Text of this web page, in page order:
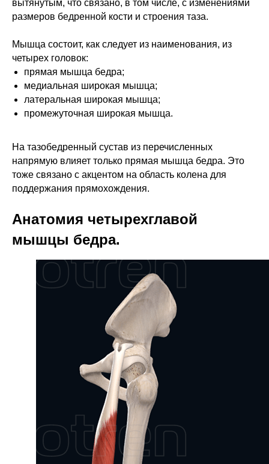
вытянутым, что связано, в том числе, с изменениями
размеров бедренной кости и строения таза.
Мышца состоит, как следует из наименования, из
четырех головок:
прямая мышца бедра;
медиальная широкая мышца;
латеральная широкая мышца;
промежуточная широкая мышца.
На тазобедренный сустав из перечисленных
напрямую влияет только прямая мышца бедра. Это
тоже связано с акцентом на область колена для
поддержания прямохождения.
Анатомия четырехглавой
мышцы бедра.